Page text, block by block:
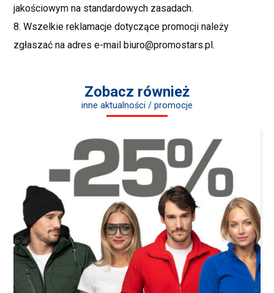
jakościowym na standardowych zasadach.
8. Wszelkie reklamacje dotyczące promocji należy
zgłaszać na adres e-mail biuro@promostars.pl.
Zobacz również
inne aktualności / promocje